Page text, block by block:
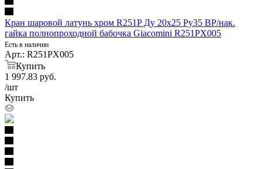
Кран шаровой латунь хром R251P Ду 20х25 Ру35 ВР/нак.
гайка полнопроходной бабочка Giacomini R251PX005
Есть в наличии
Арт.: R251PX005
Купить
1 997.83 руб.
/шт
Купить